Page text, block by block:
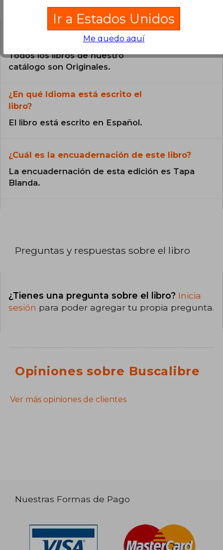
¿El libro es original?
Todos los libros de nuestro
catálogo son Originales.
¿En qué Idioma está escrito el
libro?
El libro está escrito en Español.
¿Cuál es la encuadernación de este libro?
La encuadernación de esta edición es Tapa
Blanda.
Preguntas y respuestas sobre el libro
¿Tienes una pregunta sobre el libro? Inicia
sesión para poder agregar tu propia pregunta.
Opiniones sobre Buscalibre
Ver más opiniones de clientes
Nuestras Formas de Pago
Ir a Estados Unidos
Me quedo aquí